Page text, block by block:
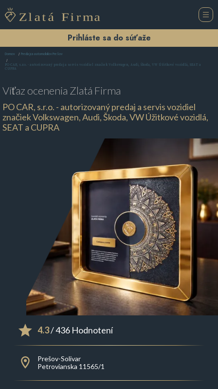
Prihláste sa do súťaže
Domov Predajca automobilov Prešov
PO CAR, s.r.o. - autorizovaný predaj a servis vozidiel značiek Volkswagen, Audi, Škoda, VW Úžitkové vozidlá, SEAT a
CUPRA
Víťaz ocenenia Zlatá Firma
PO CAR, s.r.o. - autorizovaný predaj a servis vozidiel
značiek Volkswagen, Audi, Škoda, VW Úžitkové vozidlá,
SEAT a CUPRA
4.3/ 436 Hodnotení
Prešov-Solivar
Petrovianska 11565/1